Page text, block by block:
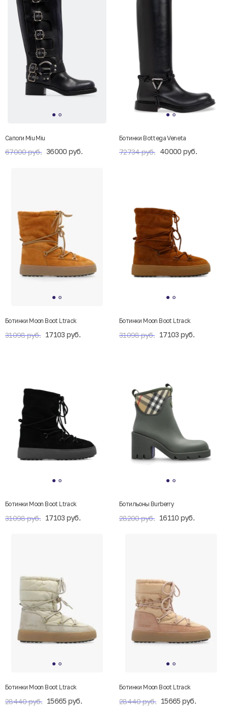
Сапоги Miu Miu
67000 руб. 36000 руб.
Ботинки Bottega Veneta
72734 руб. 40000 руб.
Ботинки Moon Boot Ltrack
31098 руб. 17103 руб.
Ботинки Moon Boot Ltrack
31098 руб. 17103 руб.
Ботинки Moon Boot Ltrack
31098 руб. 17103 руб.
Ботильоны Burberry
28200 руб. 16110 руб.
Ботинки Moon Boot Ltrack
28440 руб. 15665 руб.
Ботинки Moon Boot Ltrack
28440 руб. 15665 руб.